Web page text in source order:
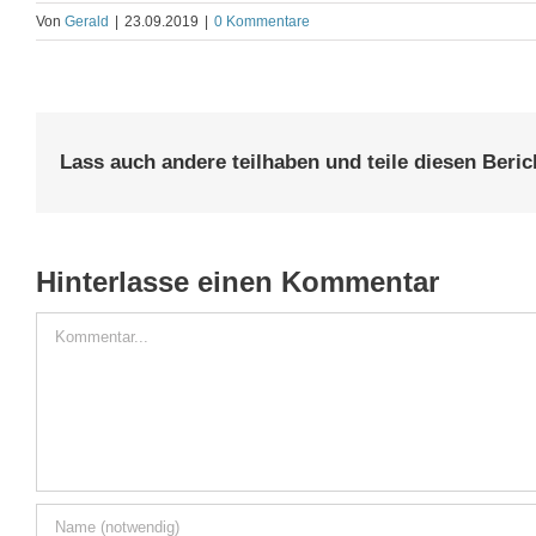
Von Gerald 23.09.2019 0 Kommentare
Lass auch andere teilhaben und teile diesen
Hinterlasse einen Kommentar
Kommentar